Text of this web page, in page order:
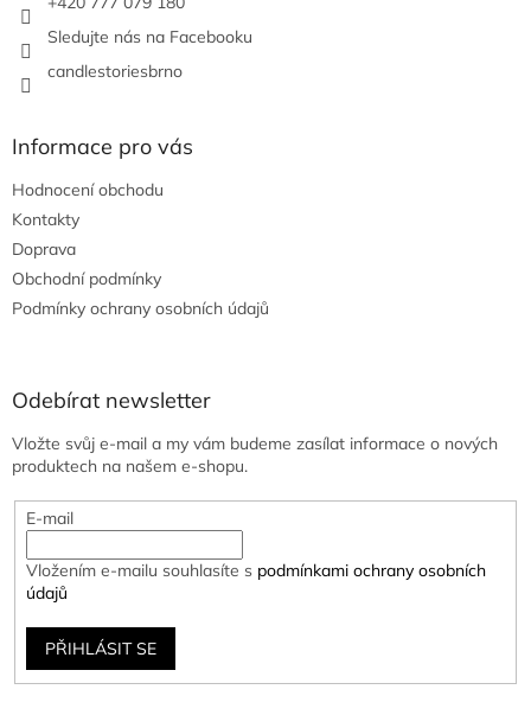
Sledujte nás na Facebooku
candlestoriesbrno
Informace pro vás
Hodnocení obchodu
Kontakty
Doprava
Obchodní podmínky
Podmínky ochrany osobních údajů
Odebírat newsletter
Vložte svůj e-mail a my vám budeme zasílat informace o nových
produktech na našem e-shopu.
E-mail
Vložením e-mailu souhlasíte s podmínkami ochrany osobních
údajů
PŘIHLÁSIT SE